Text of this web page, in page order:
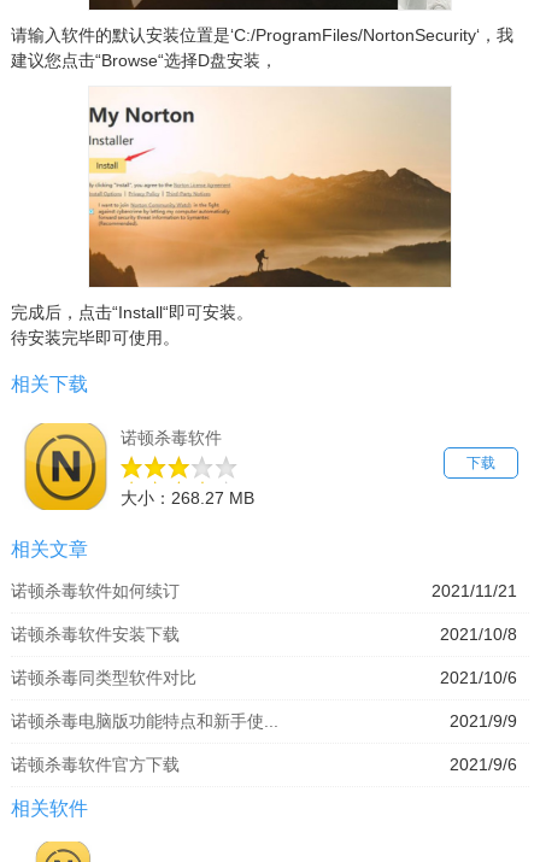
请输入软件的默认安装位置是‘C:/ProgramFiles/NortonSecurity‘，我
建议您点击“Browse“选择D盘安装，
完成后，点击“Install“即可安装。
待安装完毕即可使用。
相关下载
下载
诺顿杀毒软件
大小：268.27 MB
相关文章
2021/11/21
诺顿杀毒软件如何续订
2021/10/8
诺顿杀毒软件安装下载
2021/10/6
诺顿杀毒同类型软件对比
2021/9/9
诺顿杀毒电脑版功能特点和新手使...
2021/9/6
诺顿杀毒软件官方下载
相关软件